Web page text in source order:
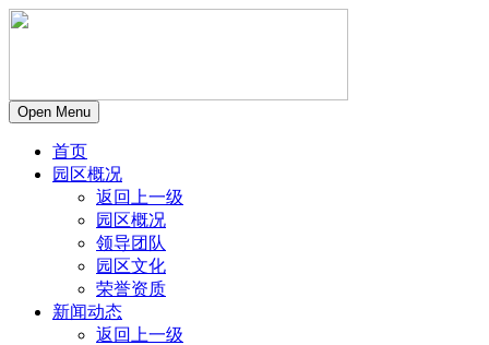
Open Menu
首页
园区概况
返回上一级
园区概况
领导团队
园区文化
荣誉资质
新闻动态
返回上一级